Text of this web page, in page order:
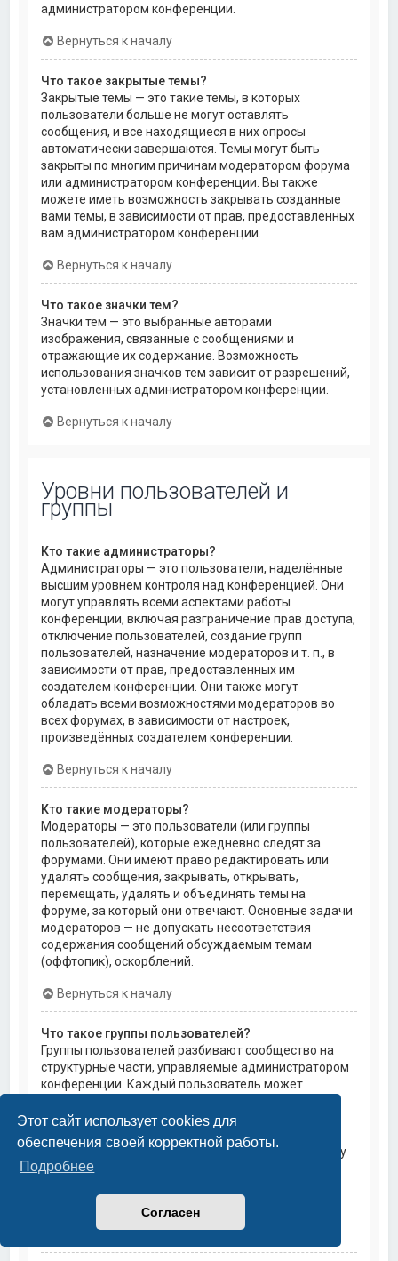
Этот сайт использует cookies для
обеспечения своей корректной работы.
Подробнее
Согласен
администратором конференции.
Вернуться к началу
Что такое закрытые темы?
Закрытые темы — это такие темы, в которых
пользователи больше не могут оставлять
сообщения, и все находящиеся в них опросы
автоматически завершаются. Темы могут быть
закрыты по многим причинам модератором форума
или администратором конференции. Вы также
можете иметь возможность закрывать созданные
вами темы, в зависимости от прав, предоставленных
вам администратором конференции.
Вернуться к началу
Что такое значки тем?
Значки тем — это выбранные авторами
изображения, связанные с сообщениями и
отражающие их содержание. Возможность
использования значков тем зависит от разрешений,
установленных администратором конференции.
Вернуться к началу
Уровни пользователей и
группы
Кто такие администраторы?
Администраторы — это пользователи, наделённые
высшим уровнем контроля над конференцией. Они
могут управлять всеми аспектами работы
конференции, включая разграничение прав доступа,
отключение пользователей, создание групп
пользователей, назначение модераторов и т. п., в
зависимости от прав, предоставленных им
создателем конференции. Они также могут
обладать всеми возможностями модераторов во
всех форумах, в зависимости от настроек,
произведённых создателем конференции.
Вернуться к началу
Кто такие модераторы?
Модераторы — это пользователи (или группы
пользователей), которые ежедневно следят за
форумами. Они имеют право редактировать или
удалять сообщения, закрывать, открывать,
перемещать, удалять и объединять темы на
форуме, за который они отвечают. Основные задачи
модераторов — не допускать несоответствия
содержания сообщений обсуждаемым темам
(оффтопик), оскорблений.
Вернуться к началу
Что такое группы пользователей?
Группы пользователей разбивают сообщество на
структурные части, управляемые администратором
конференции. Каждый пользователь может
могут быть назначены индивидуальные права
доступа. Это облегчает администраторам
назначение прав доступа одновременно большому
количеству пользователей, например, изменение
пользователям доступа к приватным форумам.
Вернуться к началу